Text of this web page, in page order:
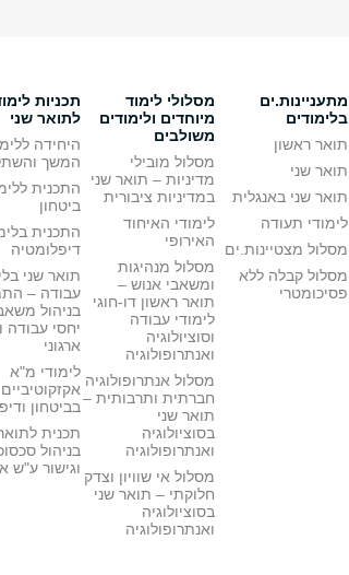
מתעניינות.ים
בלימודים
תואר ראשון
תואר שני
תואר שני באנגלית
לימודי תעודה
מסלול מצטיינות.ים
מסלול קבלה ללא
פסיכומטרי
מסלולי לימוד
מיוחדים ולימודים
משולבים
מסלול מובילי
מדיניות – תואר שני
במדיניות ציבורית
לימודי האיחוד
האירופי
מסלול מנהיגות
ומשאבי אנוש –
תואר ראשון דו-חוגי
לימודי עבודה
וסוציולוגיה
ואנתרופולוגיה
מסלול אנתרופולוגיה
חברתית ותרבותית –
תואר שני
בסוציולוגיה
ואנתרופולוגיה
מסלול אי שוויון וצדק
חלוקתי – תואר שני
בסוציולוגיה
ואנתרופולוגיה
תכניות
לתואר שני
היחידה
המשך
התכנית
ביטחון
התכנית
דיפלומטיה
תואר שני
עבודה –
בניהול
יחסי עבודה
ארגוני
לימודי מ"א
אקזקוטיביים
בביטחון
תכנית
בניהול
וגישור ע"ש